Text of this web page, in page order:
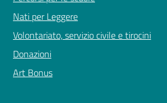
Nati per Leggere
Volontariato, servizio civile e tirocini
Donazioni
Art Bonus